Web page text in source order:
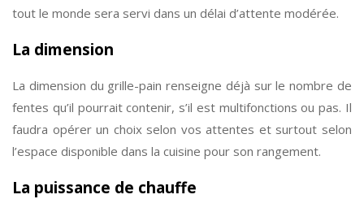
tout le monde sera servi dans un délai d’attente modérée.
La dimension
La dimension du grille-pain renseigne déjà sur le nombre de
fentes qu’il pourrait contenir, s’il est multifonctions ou pas. Il
faudra opérer un choix selon vos attentes et surtout selon
l’espace disponible dans la cuisine pour son rangement.
La puissance de chauffe